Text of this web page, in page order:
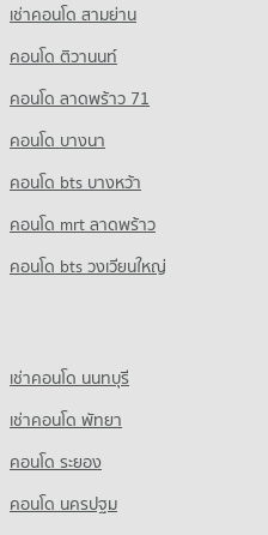
เช่าคอนโด สามย่าน
คอนโด ติวานนท์
คอนโด ลาดพร้าว 71
คอนโด บางนา
คอนโด bts บางหว้า
คอนโด mrt ลาดพร้าว
คอนโด bts วงเวียนใหญ่
เช่าคอนโด นนทบุรี
เช่าคอนโด พัทยา
คอนโด ระยอง
คอนโด นครปฐม